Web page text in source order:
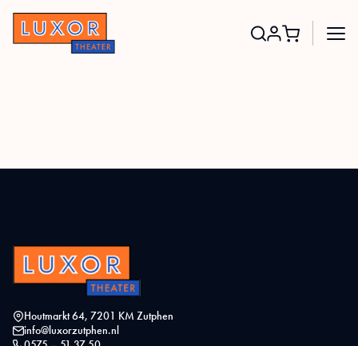
Houtmarkt 64, 7201 KM Zutphen
info@luxorzutphen.nl